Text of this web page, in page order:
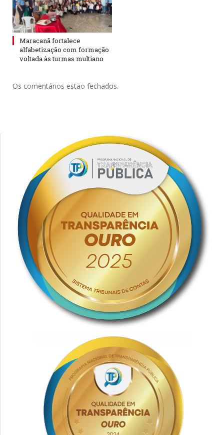
Maracanã fortalece
alfabetização com formação
voltada às turmas multiano
Os comentários estão fechados.